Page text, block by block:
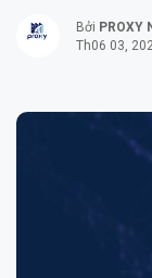
Bởi PROXY
Th06 03,